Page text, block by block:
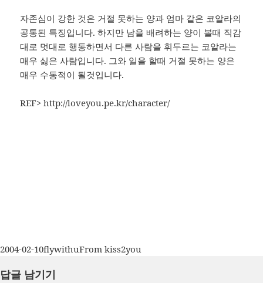
자존심이 강한 것은 거절 못하는 양과 엄마 같은 코알라의
공통된 특징입니다. 하지만 남을 배려하는 양이 볼때 직감
대로 멋대로 행동하면서 다른 사람을 휘두르는 코알라는
매우 싫은 사람입니다. 그와 일을 할때 거절 못하는 양은
매우 수동적이 될것입니다.
REF> http://loveyou.pe.kr/character/
작
일
2004-02-10글
이
flywithu카
From kiss2you
답글 남기기